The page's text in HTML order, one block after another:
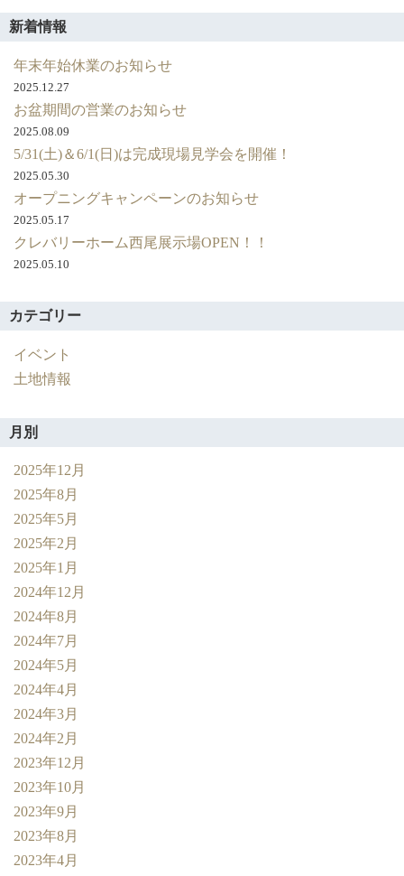
ゲ
ー
シ
ョ
ン
味
町
建
築
件
付
き
土
地
完
売
い
し
ま
た。
新着情報
年末年始休業のお知らせ
2025.12.27
お盆期間の営業のお知らせ
2025.08.09
5/31(土)＆6/1(日)は完成現場見学会を開催！
2025.05.30
オープニングキャンペーンのお知らせ
2025.05.17
クレバリーホーム西尾展示場OPEN！！
2025.05.10
カテゴリー
イベント
土地情報
月別
2025年12月
2025年8月
2025年5月
2025年2月
2025年1月
2024年12月
2024年8月
2024年7月
2024年5月
2024年4月
2024年3月
2024年2月
2023年12月
2023年10月
2023年9月
2023年8月
2023年4月